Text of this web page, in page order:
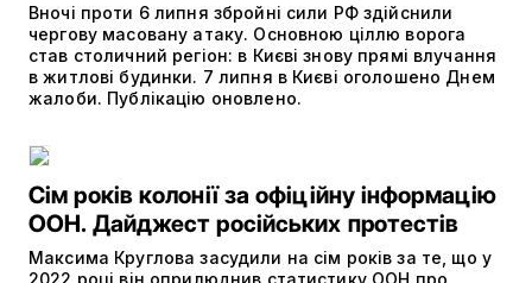
Вночі проти 6 липня збройні сили РФ здійснили
чергову масовану атаку. Основною ціллю ворога
став столичний регіон: в Києві знову прямі влучання
в житлові будинки. 7 липня в Києві оголошено Днем
жалоби. Публікацію оновлено.
Сім років колонії за офіційну інформацію
ООН. Дайджест російських протестів
Максима Круглова засудили на сім років за те, що у
2022 році він оприлюднив статистику ООН про